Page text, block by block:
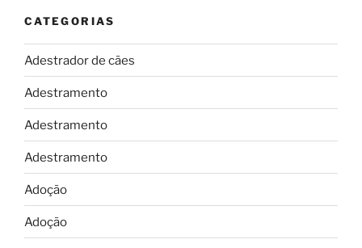
CATEGORIAS
Adestrador de cães
Adestramento
Adestramento
Adestramento
Adoção
Adoção